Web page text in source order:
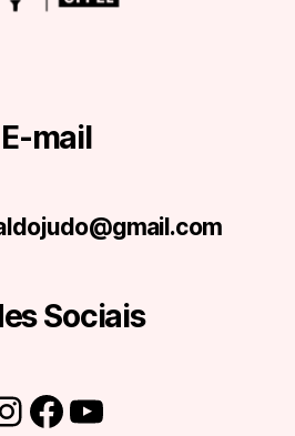
E-mail
Sociais
Facebook
Youtube